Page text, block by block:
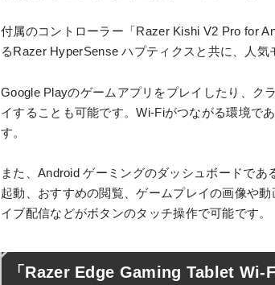
付属のコントローラー「Razer Kishi V2 Pro for
るRazer HyperSense ハプティクスと共に、人気
Google Playのゲームアプリをプレイしたり、ク
イすることも可能です。Wi-Fiがつながる環境で
す。
また、Android ゲーミングのダッシュボードで
起動、おすすめの閲覧、ゲームプレイの画像や
イブ配信などがボタンのタッチ操作で可能です。
「Razer Edge Gaming Tablet Wi-